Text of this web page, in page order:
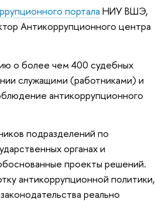
портала НИУ ВШЭ,
Антикоррупционного центра
о более чем 400 судебных
служащими (работниками) и
антикоррупционного
подразделений по
органах и
проекты решений.
антикоррупционной политики,
реально